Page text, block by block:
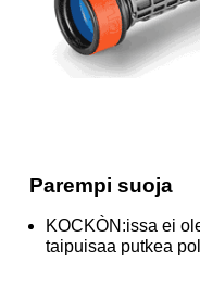
Parempi suoja
KOCKÒN:issa ei
taipuisaa putkea